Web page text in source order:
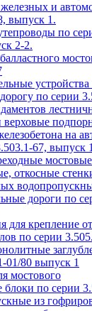
и
выпуск 1.
по
2-2.
по серии
на
67, выпуск
откосные
дороги по
для крепление
по серии
01/80 выпуск 1
мостового
блоки по серии
из